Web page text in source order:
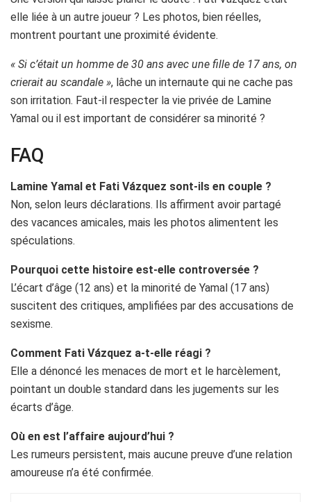
elle liée à un autre joueur ? Les photos, bien réelles,
montrent pourtant une proximité évidente.
« Si c’était un homme de 30 ans avec une fille de 17 ans, on
crierait au scandale », lâche un internaute qui ne cache pas
son irritation. Faut-il respecter la vie privée de Lamine
Yamal ou il est important de considérer sa minorité ?
FAQ
Lamine Yamal et Fati Vázquez sont-ils en couple ?
Non, selon leurs déclarations. Ils affirment avoir partagé
des vacances amicales, mais les photos alimentent les
spéculations.
Pourquoi cette histoire est-elle controversée ?
L’écart d’âge (12 ans) et la minorité de Yamal (17 ans)
suscitent des critiques, amplifiées par des accusations de
sexisme.
Comment Fati Vázquez a-t-elle réagi ?
Elle a dénoncé les menaces de mort et le harcèlement,
pointant un double standard dans les jugements sur les
écarts d’âge.
Où en est l’affaire aujourd’hui ?
Les rumeurs persistent, mais aucune preuve d’une relation
amoureuse n’a été confirmée.